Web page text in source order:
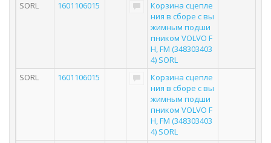
SORL
1601106015
Корзина сцепле
ния в сборе с вы
жимным подши
пником VOLVO F
H, FM (348303403
4) SORL
SORL
1601106015
Корзина сцепле
ния в сборе с вы
жимным подши
пником VOLVO F
H, FM (348303403
4) SORL